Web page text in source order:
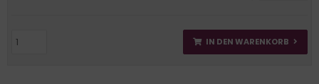
IN DEN WARENKORB